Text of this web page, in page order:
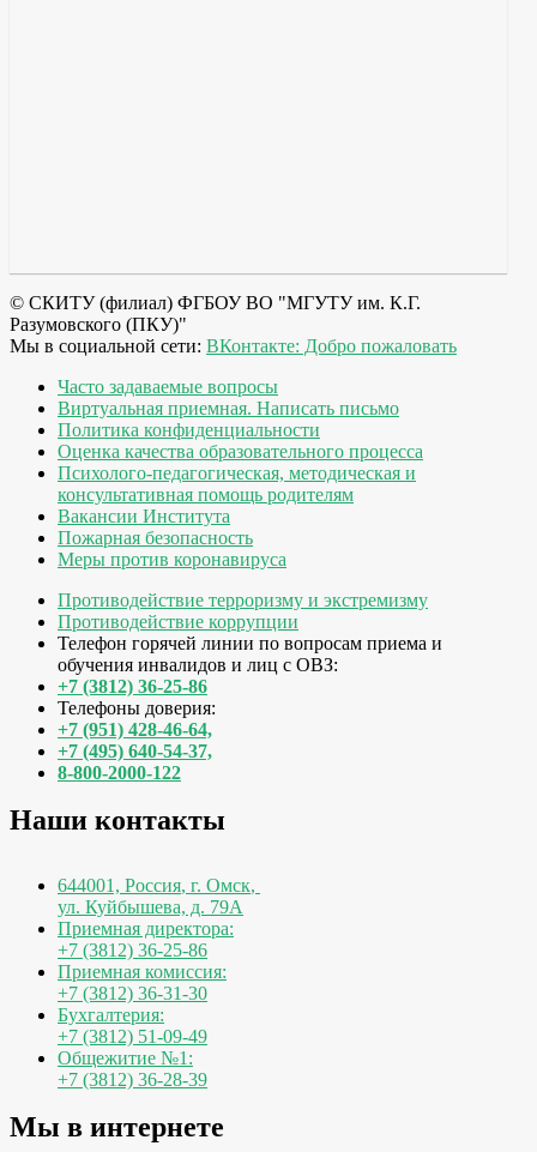
© СКИТУ (филиал) ФГБОУ ВО "МГУТУ им. К.Г.
Разумовского (ПКУ)"
Мы в социальной сети: ВКонтакте: Добро пожаловать
Часто задаваемые вопросы
Виртуальная приемная. Написать письмо
Политика конфиденциальности
Оценка качества образовательного процесса
Психолого-педагогическая, методическая и
консультативная помощь родителям
Вакансии Института
Пожарная безопасность
Меры против коронавируса
Противодействие терроризму и экстремизму
Противодействие коррупции
Телефон горячей линии по вопросам приема и
обучения инвалидов и лиц с ОВЗ:
+7 (3812) 36-25-86
Телефоны доверия:
+7 (951) 428-46-64,
+7 (495) 640-54-37,
8-800-2000-122
Наши контакты
644001, Россия, г. Омск,
ул. Куйбышева, д. 79А
Приемная директора:
+7 (3812) 36-25-86
Приемная комиссия:
+7 (3812) 36-31-30
Бухгалтерия:
+7 (3812) 51-09-49
Общежитие №1:
+7 (3812) 36-28-39
Мы в интернете